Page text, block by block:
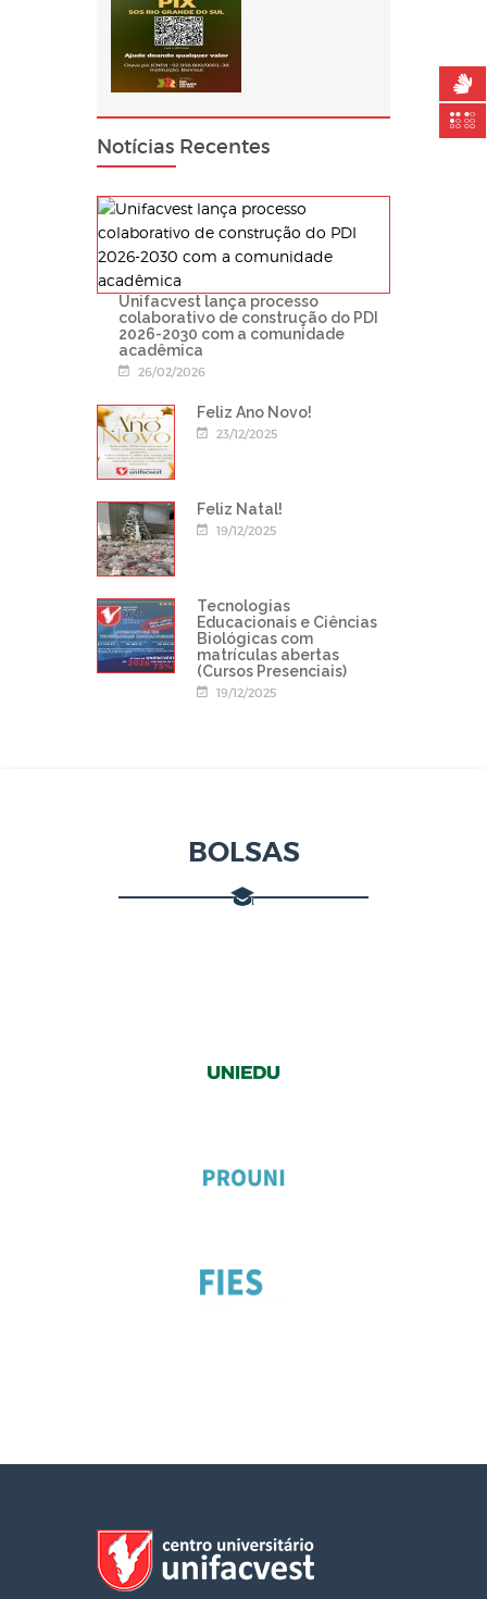
Notícias Recentes
Unifacvest lança processo
colaborativo de construção do PDI
2026-2030 com a comunidade
acadêmica
26/02/2026
Feliz Ano Novo!
23/12/2025
Feliz Natal!
19/12/2025
Tecnologias
Educacionais e Ciências
Biológicas com
matrículas abertas
(Cursos Presenciais)
19/12/2025
BOLSAS